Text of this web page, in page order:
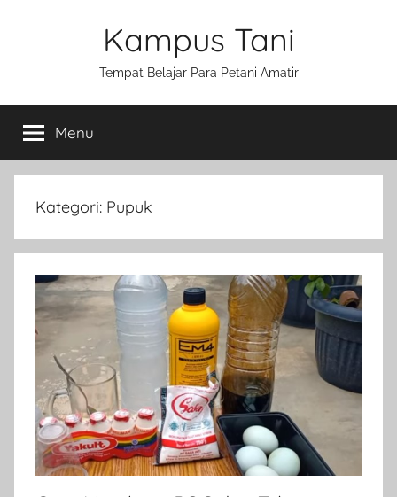
Kampus Tani
Tempat Belajar Para Petani Amatir
Menu
Kategori: Pupuk